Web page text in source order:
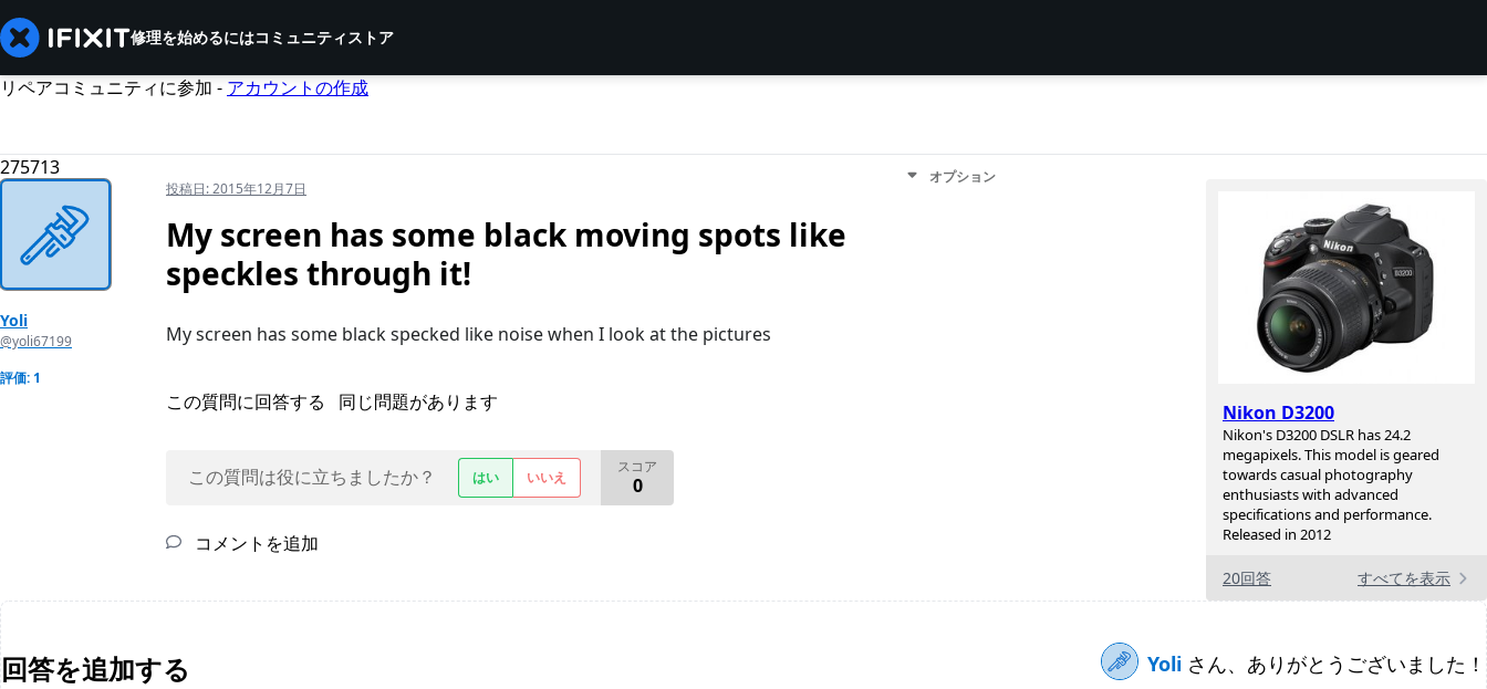
修理を始めるにはコミュニティストア
リペアコミュニティに参加 - アカウントの作成
275713
Nikon D3200
Nikon's D3200 DSLR has 24.2
megapixels. This model is geared
towards casual photography
enthusiasts with advanced
specifications and performance.
Released in 2012
20回答 すべてを表示
Yoli
@yoli67199
評価: 1
投稿日:2015年12月7日
オプション
My screen has some black moving spots like
speckles through it!
My screen has some black specked like noise when I look at the pictures
この質問に回答する 同じ問題があります
この質問は役に立ちましたか？ はい いいえ
スコア
0
コメントを追加
回答を追加する Yoli さん、ありがとうございました！